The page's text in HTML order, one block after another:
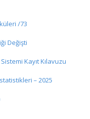
/73
Değişti
Kayıt Kılavuzu
– 2025